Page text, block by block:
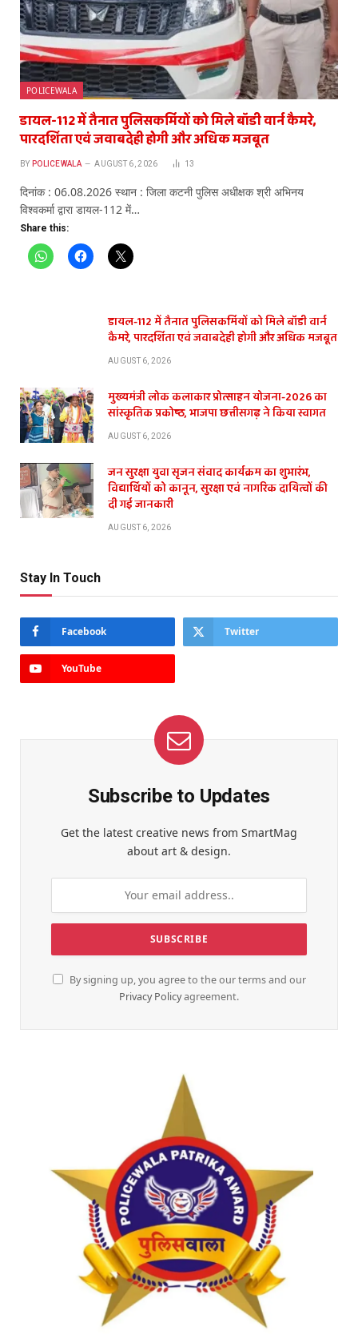
POLICEWALA
डायल-112 में तैनात पुलिसकर्मियों को मिले बॉडी वार्न कैमरे,
पारदर्शिता एवं जवाबदेही होगी और अधिक मजबूत
BY POLICEWALA AUGUST 6, 2026 13
दिनांक : 06.08.2026 स्थान : जिला कटनी पुलिस अधीक्षक श्री अभिनय
विश्वकर्मा द्वारा डायल-112 में…
Share this:
डायल-112 में तैनात पुलिसकर्मियों को मिले बॉडी वार्न
कैमरे, पारदर्शिता एवं जवाबदेही होगी और अधिक मजबूत
AUGUST 6, 2026
मुख्यमंत्री लोक कलाकार प्रोत्साहन योजना-2026 का
सांस्कृतिक प्रकोष्ठ, भाजपा छत्तीसगढ़ ने किया स्वागत
AUGUST 6, 2026
जन सुरक्षा युवा सृजन संवाद कार्यक्रम का शुभारंभ,
विद्यार्थियों को कानून, सुरक्षा एवं नागरिक दायित्वों की
दी गई जानकारी
AUGUST 6, 2026
Stay In Touch
Facebook Twitter
YouTube
Subscribe to Updates
Get the latest creative news from SmartMag
about art & design.
By signing up, you agree to the our terms and our
Privacy Policyagreement.